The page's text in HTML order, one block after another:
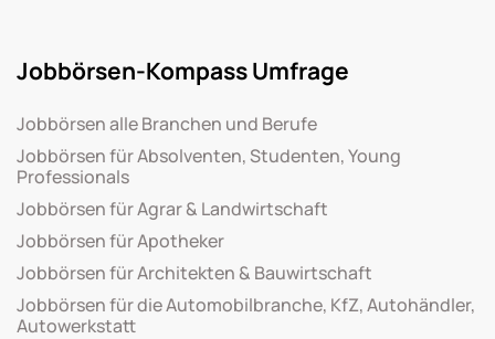
Jobbörsen-Kompass Umfrage
Jobbörsen alle Branchen und Berufe
Jobbörsen für Absolventen, Studenten, Young
Professionals
Jobbörsen für Agrar & Landwirtschaft
Jobbörsen für Apotheker
Jobbörsen für Architekten & Bauwirtschaft
Jobbörsen für die Automobilbranche, KfZ, Autohändler,
Autowerkstatt